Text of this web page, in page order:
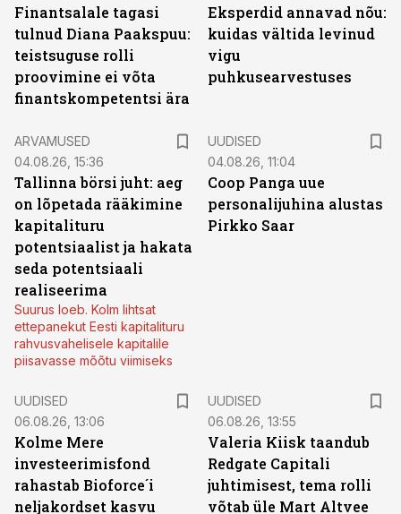
Finantsalale tagasi
tulnud Diana Paakspuu:
teistsuguse rolli
proovimine ei võta
finantskompetentsi ära
Eksperdid annavad nõu:
kuidas vältida levinud
vigu
puhkusearvestuses
ARVAMUSED
04.08.26, 15:36
Tallinna börsi juht: aeg
on lõpetada rääkimine
kapitalituru
potentsiaalist ja hakata
seda potentsiaali
realiseerima
Suurus loeb. Kolm lihtsat
ettepanekut Eesti kapitalituru
rahvusvahelisele kapitalile
piisavasse mõõtu viimiseks
UUDISED
04.08.26, 11:04
Coop Panga uue
personalijuhina alustas
Pirkko Saar
UUDISED
06.08.26, 13:06
Kolme Mere
investeerimisfond
rahastab Bioforce´i
neljakordset kasvu
UUDISED
06.08.26, 13:55
Valeria Kiisk taandub
Redgate Capitali
juhtimisest, tema rolli
võtab üle Mart Altvee